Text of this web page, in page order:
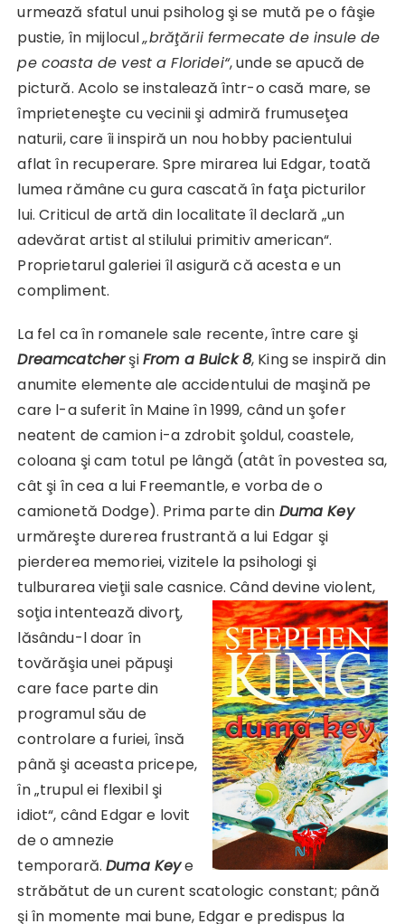
urmează sfatul unui psiholog şi se mută pe o fâşie
pustie, în mijlocul„brăţării fermecate de insule de
pe coasta de vest a Floridei“, unde se apucă de
pictură. Acolo se instalează într-o casă mare, se
împrieteneşte cu vecinii şi admiră frumuseţea
naturii, care îi inspiră un nou hobby pacientului
aflat în recuperare. Spre mirarea lui Edgar, toată
lumea rămâne cu gura cascată în faţa picturilor
lui. Criticul de artă din localitate îl declară „un
adevărat artist al stilului primitiv american“.
Proprietarul galeriei îl asigură că acesta e un
compliment.
La fel ca în romanele sale recente, între care şi
DreamcatcherşiFrom a Buick 8, King se inspiră din
anumite elemente ale accidentului de maşină pe
care l-a suferit în Maine în 1999, când un şofer
neatent de camion i-a zdrobit şoldul, coastele,
coloana şi cam totul pe lângă (atât în povestea sa,
cât şi în cea a lui Freemantle, e vorba de o
camionetă Dodge). Prima parte din Duma Key
urmăreşte durerea frustrantă a lui Edgar şi
pierderea memoriei, vizitele la psihologi şi
tulburarea vieţii sale casnice. Când devine violent,
soţia intentează divorţ,
lăsându-l doar în
tovărăşia unei păpuşi
care face parte din
programul său de
controlare a furiei, însă
până şi aceasta pricepe,
în „trupul ei flexibil şi
idiot“, când Edgar e lovit
de o amnezie
temporară.Duma Keye
străbătut de un curent scatologic constant; până
şi în momente mai bune, Edgar e predispus la